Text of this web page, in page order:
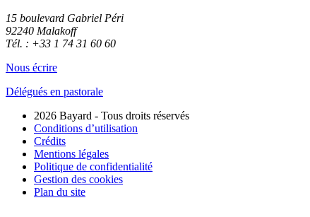
15 boulevard Gabriel Péri
92240 Malakoff
Tél. : +33 1 74 31 60 60
Nous écrire
Délégués en pastorale
2026 Bayard - Tous droits réservés
Conditions d’utilisation
Crédits
Mentions légales
Politique de confidentialité
Gestion des cookies
Plan du site